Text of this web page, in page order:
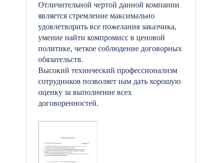
Отличительной чертой данной компании
является стремление максимально
удовлетворить все пожелания заказчика,
умение найти компромисс в ценовой
политике, четкое соблюдение договорных
обязательств.
Высокий технический профессионализм
сотрудников позволяет нам дать хорошую
оценку за выполнение всех
договоренностей.